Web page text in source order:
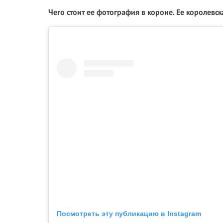
Чего стоит ее фотография в короне. Ее
Посмотреть эту публикацию в Instagram